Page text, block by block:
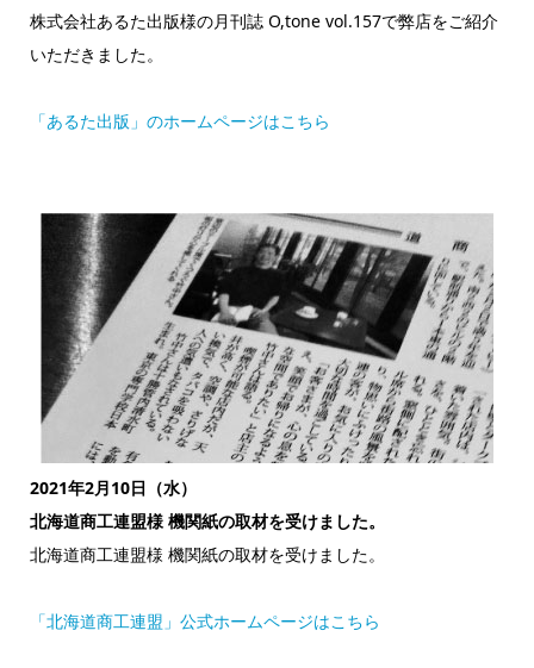
株式会社あるた出版様の月刊誌 O,tone vol.157で弊店をご紹介
いただきました。
「あるた出版」のホームページはこちら
2021年2月10日（水）
北海道商工連盟様 機関紙の取材を受けました。
北海道商工連盟様 機関紙の取材を受けました。
「北海道商工連盟」公式ホームページはこちら